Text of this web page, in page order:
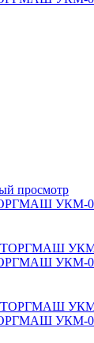
просмотр
ТОРГМАШ УКМ-
ТОРГМАШ УКМ-
ТОРГМАШ УКМ-